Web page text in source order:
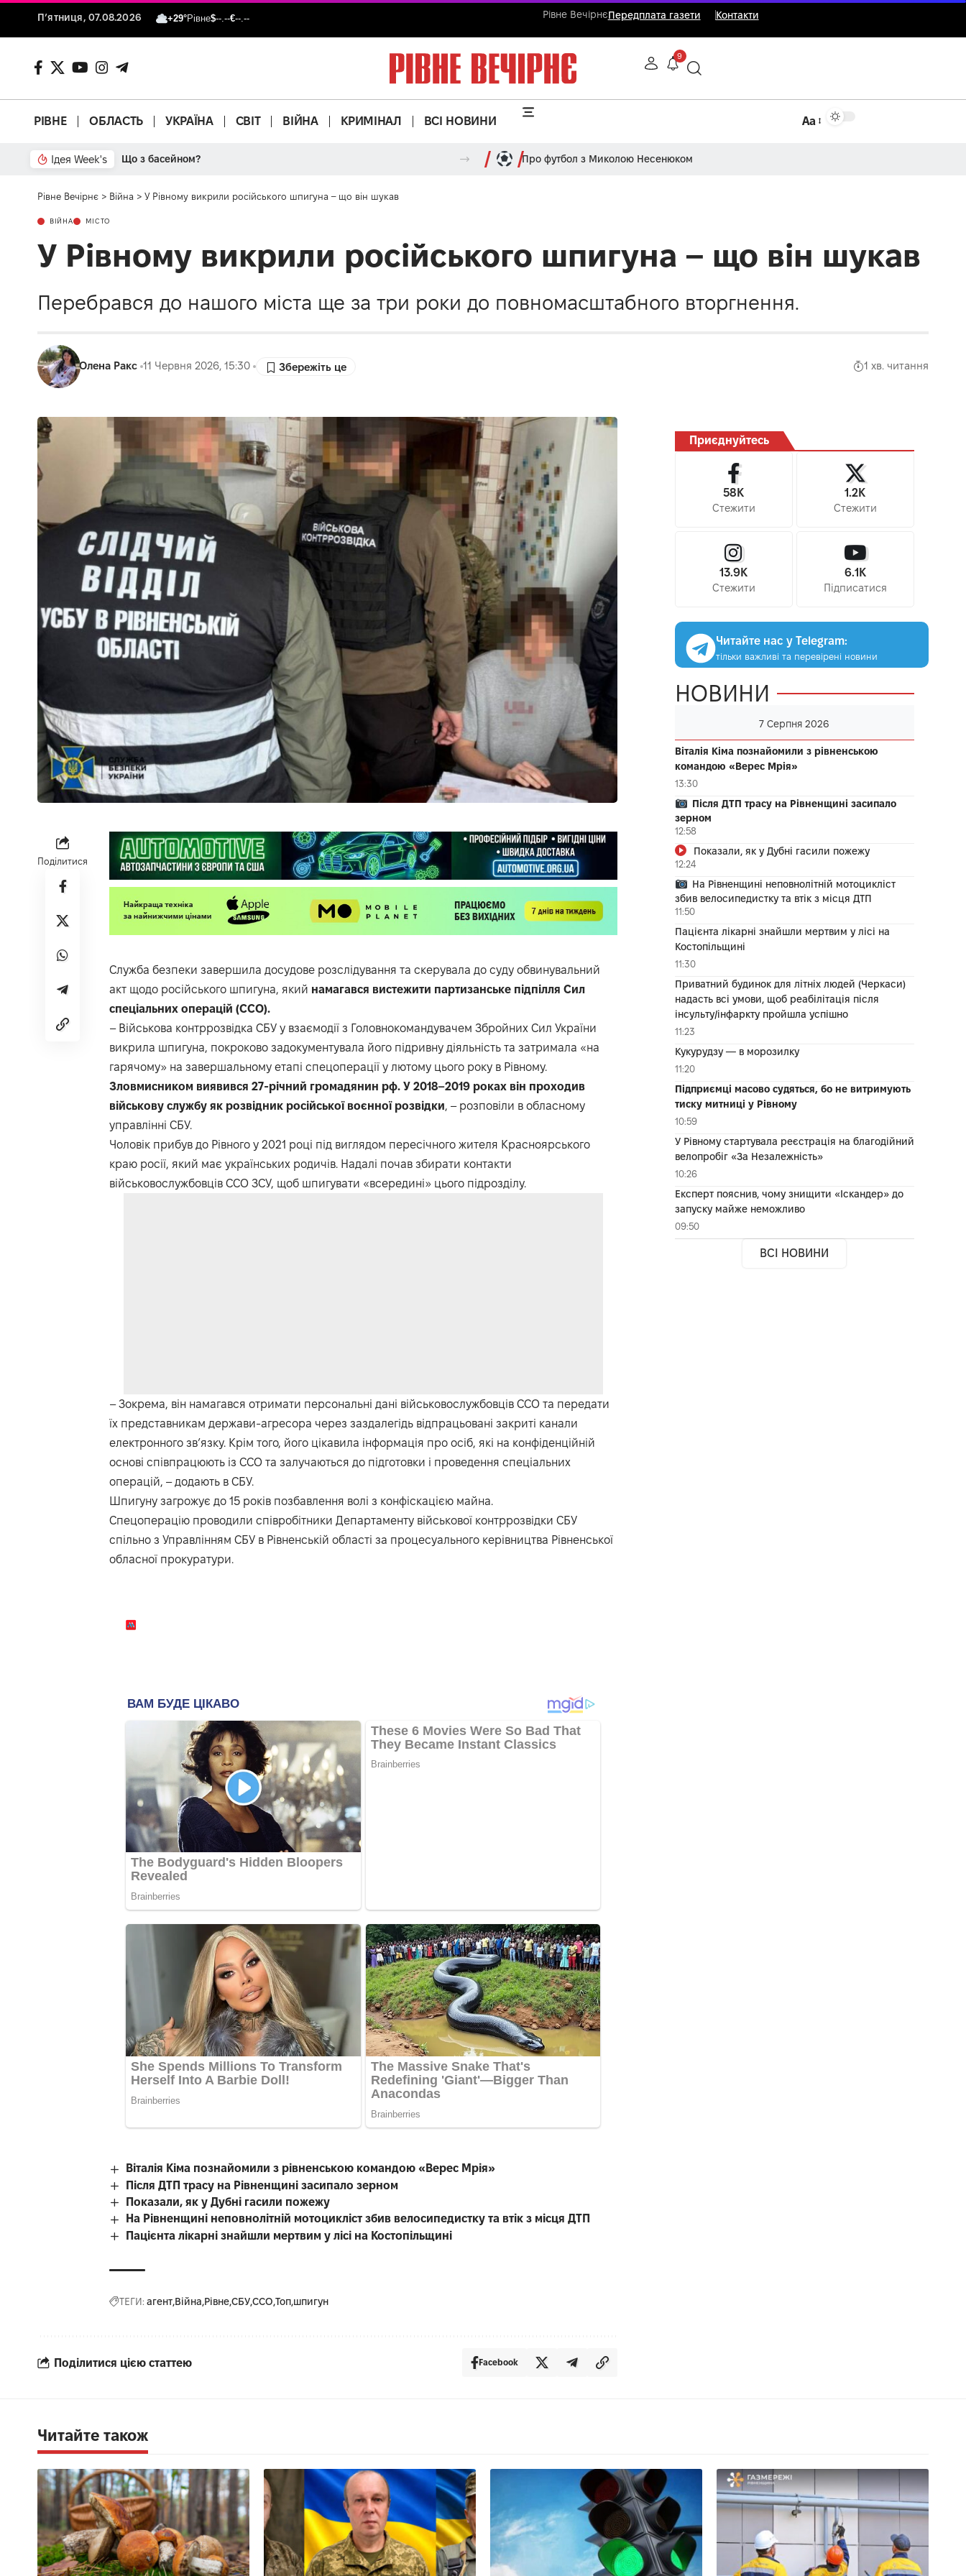
П’ятниця, 07.08.2026 +29°Рівне$--.--€--.-- Рівне ВечірнєПередплата газети Контакти
9
РІВНЕ ОБЛАСТЬ УКРАЇНА СВІТ ВІЙНА КРИМІНАЛ ВСІ НОВИНИ Аа
Ідея Week's Що з басейном? Про футбол з Миколою Несенюком
Рівне Вечірнє > Війна > У Рівному викрили російського шпигуна – що він шукав
ВІЙНА МІСТО
У Рівному викрили російського шпигуна – що він шукав
Перебрався до нашого міста ще за три роки до повномасштабного вторгнення.
Олена Ракс 11 Червня 2026, 15:30 1 хв. читання
Поділитися
Служба безпеки завершила досудове розслідування та скерувала до суду обвинувальний
акт щодо російського шпигуна, який намагався вистежити партизанське підпілля Сил
спеціальних операцій (ССО).
– Військова контррозвідка СБУ у взаємодії з Головнокомандувачем Збройних Сил України
викрила шпигуна, покроково задокументувала його підривну діяльність та затримала «на
гарячому» на завершальному етапі спецоперації у лютому цього року в Рівному.
Зловмисником виявився 27-річний громадянин рф. У 2018–2019 роках він проходив
військову службу як розвідник російської воєнної розвідки, – розповіли в обласному
управлінні СБУ.
Чоловік прибув до Рівного у 2021 році під виглядом пересічного жителя Красноярського
краю росії, який має українських родичів. Надалі почав збирати контакти
військовослужбовців ССО ЗСУ, щоб шпигувати «всередині» цього підрозділу.
– Зокрема, він намагався отримати персональні дані військовослужбовців ССО та передати
їх представникам держави-агресора через заздалегідь відпрацьовані закриті канали
електронного зв’язку. Крім того, його цікавила інформація про осіб, які на конфіденційній
основі співпрацюють із ССО та залучаються до підготовки і проведення спеціальних
операцій, – додають в СБУ.
Шпигуну загрожує до 15 років позбавлення волі з конфіскацією майна.
Спецоперацію проводили співробітники Департаменту військової контррозвідки СБУ
спільно з Управлінням СБУ в Рівненській області за процесуального керівництва Рівненської
обласної прокуратури.
Віталія Кіма познайомили з рівненською командою «Верес Мрія»
Після ДТП трасу на Рівненщині засипало зерном
Показали, як у Дубні гасили пожежу
На Рівненщині неповнолітній мотоцикліст збив велосипедистку та втік з місця ДТП
Пацієнта лікарні знайшли мертвим у лісі на Костопільщині
ТЕГИ: агент Війна РівнеСБУССО Топ шпигун
Поділитися цією статтею Facebook
Приєднуйтесь
58K
Стежити
1.2K
Стежити
13.9K
Стежити
6.1K
Підписатися
Читайте нас у Telegram:
тільки важливі та перевірені новини
НОВИНИ
7 Серпня 2026
Віталія Кіма познайомили з рівненською
командою «Верес Мрія»
13:30
Після ДТП трасу на Рівненщині засипало
зерном
12:58
Показали, як у Дубні гасили пожежу
12:24
На Рівненщині неповнолітній мотоцикліст
збив велосипедистку та втік з місця ДТП
11:50
Пацієнта лікарні знайшли мертвим у лісі на
Костопільщині
11:30
Приватний будинок для літніх людей (Черкаси)
надасть всі умови, щоб реабілітація після
інсульту/інфаркту пройшла успішно
11:23
Кукурудзу — в морозилку
11:20
Підприємці масово судяться, бо не витримують
тиску митниці у Рівному
10:59
У Рівному стартувала реєстрація на благодійний
велопробіг «За Незалежність»
10:26
Експерт пояснив, чому знищити «Іскандер» до
запуску майже неможливо
09:50
ВСІ НОВИНИ
Читайте також